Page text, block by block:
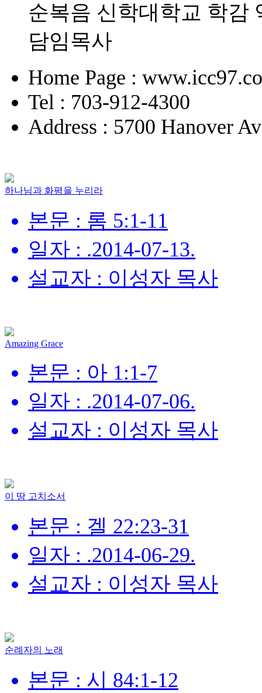
순복음 신학대학교 학감
담임목사
Home Page :
Tel : 703-912-4300
Address : 5700 Hanover
하나님과 화평을 누리라
본문 : 롬 5:1-11
일자 : .2014-07-13.
설교자 : 이성자 목사
Amazing Grace
본문 : 아 1:1-7
일자 : .2014-07-06.
설교자 : 이성자 목사
이 땅 고치소서
본문 : 겔 22:23-31
일자 : .2014-06-29.
설교자 : 이성자 목사
순례자의 노래
본문 : 시 84:1-12